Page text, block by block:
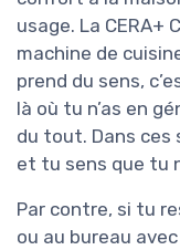
usage. La CERA+
machine de
prend du sens,
là où tu n’as en
du tout. Dans
et tu sens que tu
Par contre, si tu
ou au bureau